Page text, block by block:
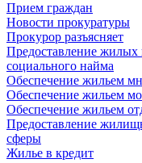
Прием граждан
Новости прокуратуры
Прокурор разъясняет
Предоставление
социального найма
Обеспечение жильем
Обеспечение жильем
Обеспечение жильем
Предоставление
сферы
Жилье в кредит